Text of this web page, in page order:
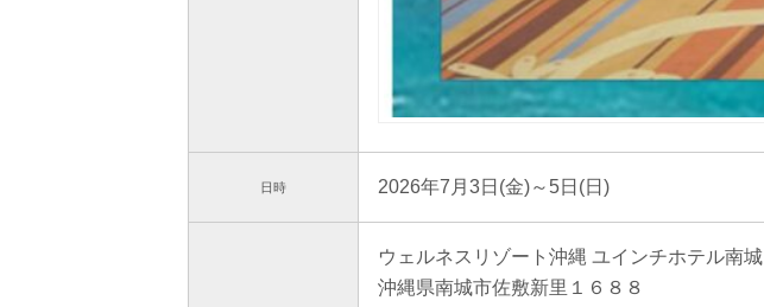
日時 2026年7月3日(金)～5日(日)
ウェルネスリゾート沖縄 ユインチホテル南城
沖縄県南城市佐敷新里１６８８